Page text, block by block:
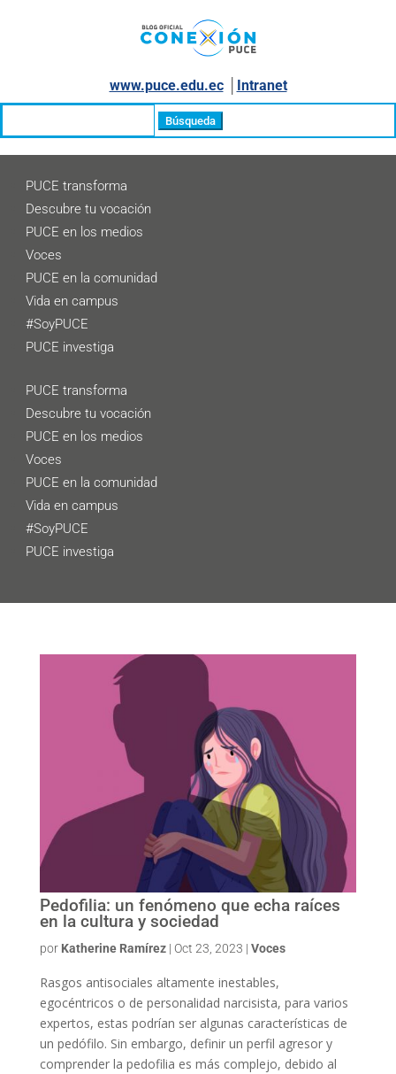
www.puce.edu.ec│ Intranet
PUCE transforma
Descubre tu vocación
PUCE en los medios
Voces
PUCE en la comunidad
Vida en campus
#SoyPUCE
PUCE investiga
PUCE transforma
Descubre tu vocación
PUCE en los medios
Voces
PUCE en la comunidad
Vida en campus
#SoyPUCE
PUCE investiga
Pedofilia: un fenómeno que echa raíces
en la cultura y sociedad
por Katherine Ramírez| Oct 23, 2023 | Voces
Rasgos antisociales altamente inestables,
egocéntricos o de personalidad narcisista, para varios
expertos, estas podrían ser algunas características de
un pedófilo. Sin embargo, definir un perfil agresor y
comprender la pedofilia es más complejo, debido al